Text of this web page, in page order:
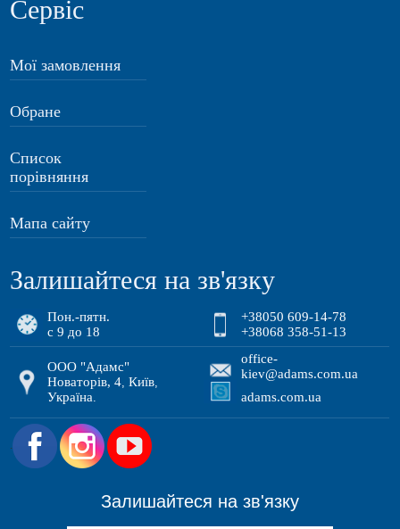
Сервіс
Мої замовлення
Обране
Список
порівняння
Мапа сайту
Залишайтеся на зв'язку
Пон.-пятн.
с 9 до 18
+38050 609-14-78
+38068 358-51-13
ООО "Адамс"
Новаторів, 4 ,Київ
Україна
office-
kiev@adams.com.ua
adams.com.ua
.
Залишайтеся на зв'язку